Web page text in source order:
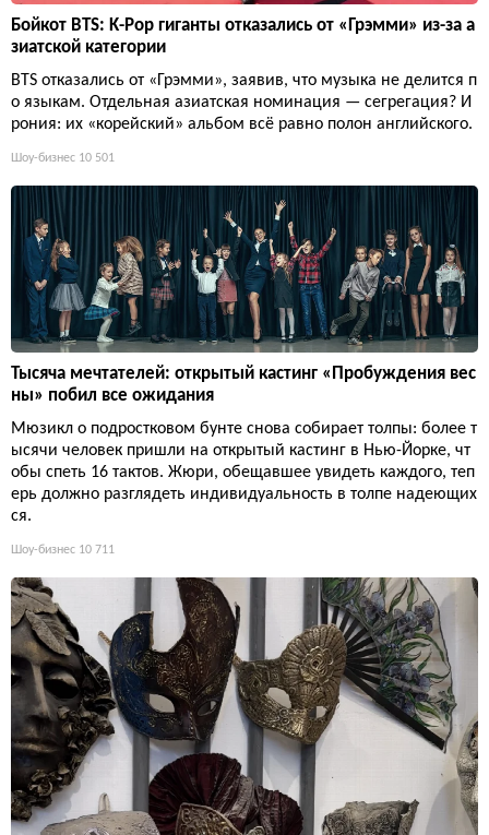
Бойкот BTS: K-Pop гиганты отказались от «Грэмми» из-за а
зиатской категории
BTS отказались от «Грэмми», заявив, что музыка не делится п
о языкам. Отдельная азиатская номинация — сегрегация? И
рония: их «корейский» альбом всё равно полон английского.
Шоу-бизнес 10 501
Тысяча мечтателей: открытый кастинг «Пробуждения вес
ны» побил все ожидания
Мюзикл о подростковом бунте снова собирает толпы: более т
ысячи человек пришли на открытый кастинг в Нью-Йорке, чт
обы спеть 16 тактов. Жюри, обещавшее увидеть каждого, теп
ерь должно разглядеть индивидуальность в толпе надеющих
ся.
Шоу-бизнес 10 711